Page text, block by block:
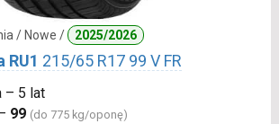
/ Nowe / 2025/2026
RU1 215/65 R17 99 V FR
– 5 lat
99 (do 775 kg/oponę)